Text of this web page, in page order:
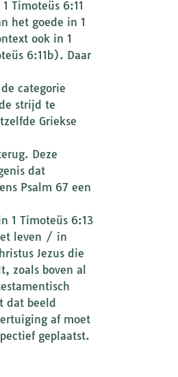
Timoteüs 6:11
het goede in 1
ook in 1
6:11b). Daar
categorie
strijd te
Griekse
Deze
dat
Psalm 67 een
1 Timoteüs 6:13
leven / in
Jezus die
zoals boven al
dat beeld
af moet
geplaatst.